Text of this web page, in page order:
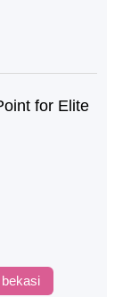
for Elite